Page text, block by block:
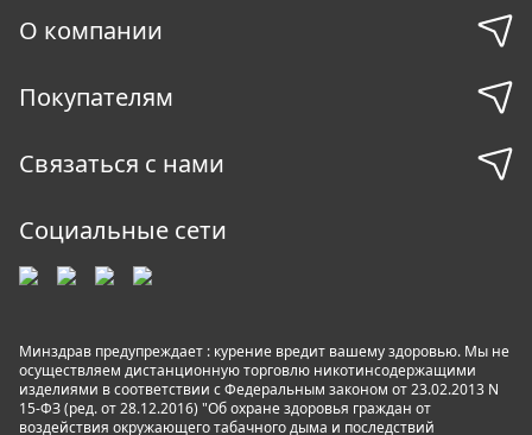
О компании
Покупателям
Связаться с нами
Социальные сети
Минздрав предупреждает : курение вредит вашему здоровью. Мы не
осуществляем дистанционную торговлю никотинсодержащими
изделиями в соответствии с Федеральным законом от 23.02.2013 N
15-ФЗ (ред. от 28.12.2016) "Об охране здоровья граждан от
воздействия окружающего табачного дыма и последствий